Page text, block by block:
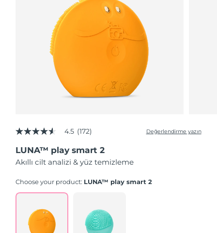
5
4.5
yıldız,
ortalama
değeri.
172
Aynı
sayfa
bağlantısı.
4.5 (172) Değerlendirme yazın
LUNA™ play smart 2
Akıllı cilt analizi & yüz temizleme
Choose your product: LUNA™ play smart 2